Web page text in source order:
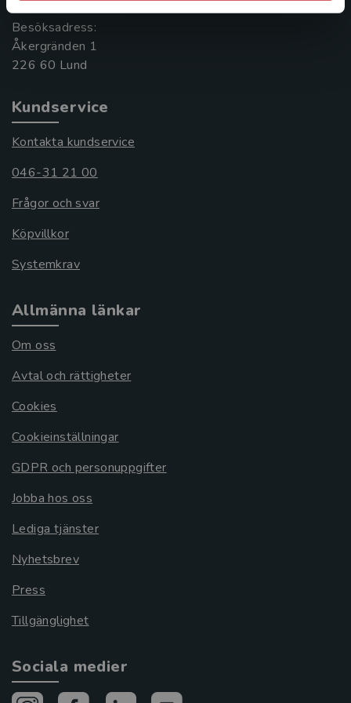
Besöksadress:
Åkergränden 1
Kundservice
Kontakta kundservice
046-31 21 00
Frågor och svar
Köpvillkor
Systemkrav
Allmänna länkar
Om oss
Avtal och rättigheter
Cookies
Cookieinställningar
GDPR och personuppgifter
Jobba hos oss
Lediga tjänster
Nyhetsbrev
Press
Tillgänglighet
Sociala medier